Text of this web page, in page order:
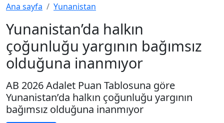
Ana sayfa Yunanistan
Yunanistan’da halkın
çoğunluğu yargının bağımsız
olduğuna inanmıyor
AB 2026 Adalet Puan Tablosuna göre
Yunanistan’da halkın çoğunluğu yargının
bağımsız olduğuna inanmıyor